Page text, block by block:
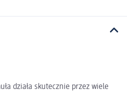
działa skutecznie przez wiele